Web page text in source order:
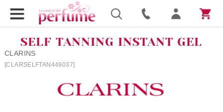
SELF TANNING INSTANT GEL
CLARINS
[CLARSELFTAN449037]